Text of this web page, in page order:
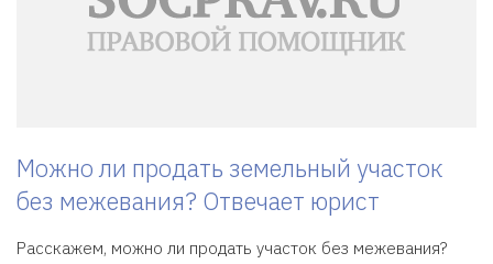
Можно ли продать земельный участок
без межевания? Отвечает юрист
Расскажем, можно ли продать участок без межевания?